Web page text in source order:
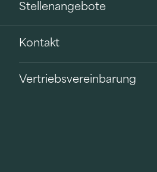
Stellenangebote
Kontakt
Vertriebsvereinbarung